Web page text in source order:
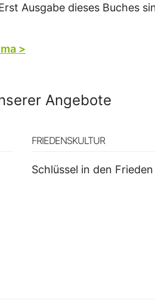
Ausgabe dieses Buches
>
Angebote
FRIEDENSKULTUR
Schlüssel in den Frieden